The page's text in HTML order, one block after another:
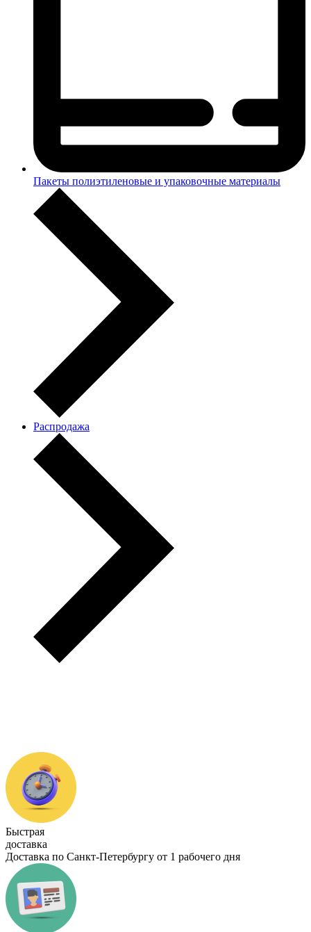
Пакеты полиэтиленовые и упаковочные материалы
Распродажа
Быстрая
доставка
Доставка по Санкт-Петербургу от 1 рабочего дня